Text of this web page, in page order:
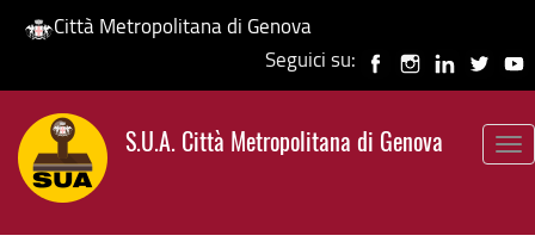
Salta
contenuto
principale
Città Metropolitana di Genova
Seguici su:
S.U.A. Città Metropolitana di Genova